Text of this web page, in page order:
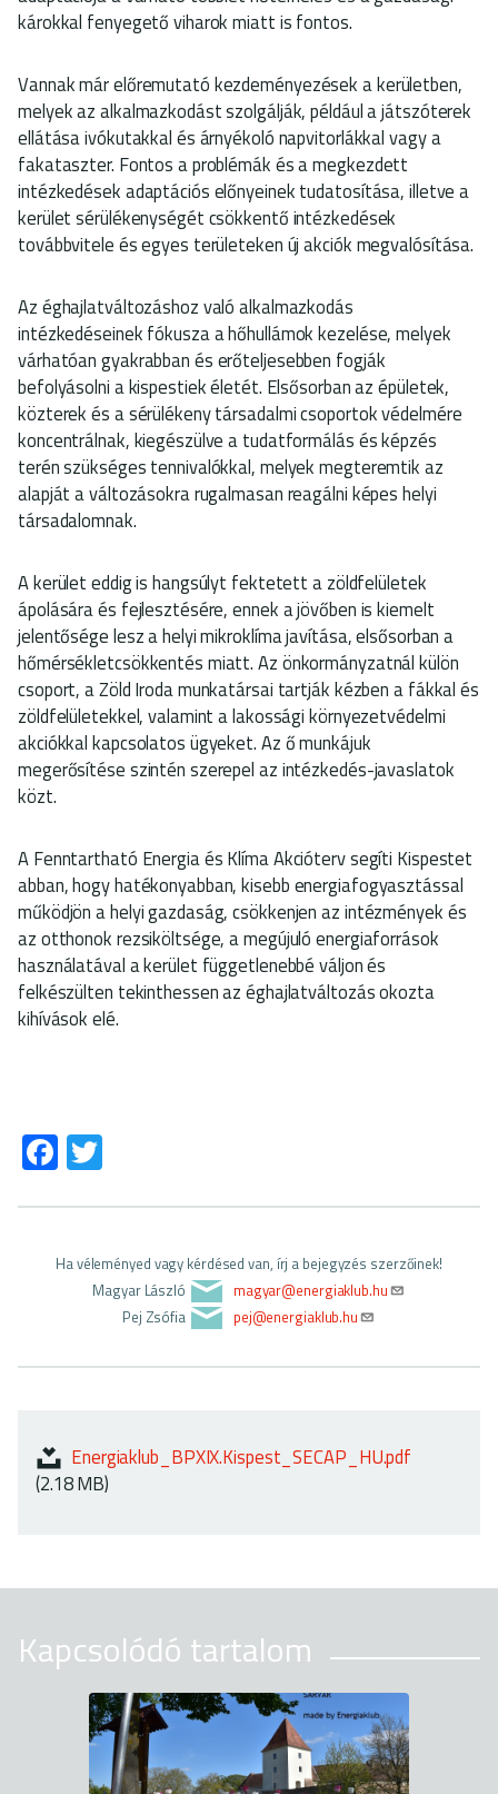
károkkal fenyegető viharok miatt is fontos.
Vannak már előremutató kezdeményezések a kerületben,
melyek az alkalmazkodást szolgálják, például a játszóterek
ellátása ivókutakkal és árnyékoló napvitorlákkal vagy a
fakataszter. Fontos a problémák és a megkezdett
intézkedések adaptációs előnyeinek tudatosítása, illetve a
kerület sérülékenységét csökkentő intézkedések
továbbvitele és egyes területeken új akciók megvalósítása.
Az éghajlatváltozáshoz való alkalmazkodás
intézkedéseinek fókusza a hőhullámok kezelése, melyek
várhatóan gyakrabban és erőteljesebben fogják
befolyásolni a kispestiek életét. Elsősorban az épületek,
közterek és a sérülékeny társadalmi csoportok védelmére
koncentrálnak, kiegészülve a tudatformálás és képzés
terén szükséges tennivalókkal, melyek megteremtik az
alapját a változásokra rugalmasan reagálni képes helyi
társadalomnak.
A kerület eddig is hangsúlyt fektetett a zöldfelületek
ápolására és fejlesztésére, ennek a jövőben is kiemelt
jelentősége lesz a helyi mikroklíma javítása, elsősorban a
hőmérsékletcsökkentés miatt. Az önkormányzatnál külön
csoport, a Zöld Iroda munkatársai tartják kézben a fákkal és
zöldfelületekkel, valamint a lakossági környezetvédelmi
akciókkal kapcsolatos ügyeket. Az ő munkájuk
megerősítése szintén szerepel az intézkedés-javaslatok
közt.
A Fenntartható Energia és Klíma Akcióterv segíti Kispestet
abban, hogy hatékonyabban, kisebb energiafogyasztással
működjön a helyi gazdaság, csökkenjen az intézmények és
az otthonok rezsiköltsége, a megújuló energiaforrások
használatával a kerület függetlenebbé váljon és
felkészülten tekinthessen az éghajlatváltozás okozta
kihívások elé.
Fa
ce
b
o
tt
er
Ha véleményed vagy kérdésed van, írj a bejegyzés szerzőinek!
Magyar László
magyar@energiaklub.hu
Pej Zsófia
pej@energiaklub.hu
Energiaklub_BPXIX.Kispest_SECAP_HU.pdf
(2.18 MB)
Kapcsolódó tartalom